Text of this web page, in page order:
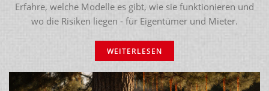
Erfahre, welche Modelle es gibt, wie sie funktionieren und
wo die Risiken liegen - für Eigentümer und Mieter.
WEITERLESEN